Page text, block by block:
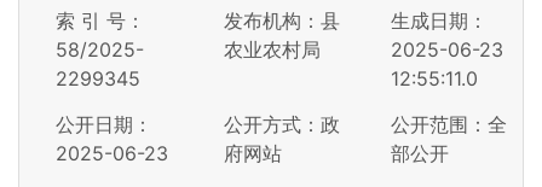
索 引 号：
58/2025-
2299345
发布机构：县
农业农村局
生成日期：
2025-06-23
12:55:11.0
公开日期：
2025-06-23
公开方式：政
府网站
公开范围：全
部公开